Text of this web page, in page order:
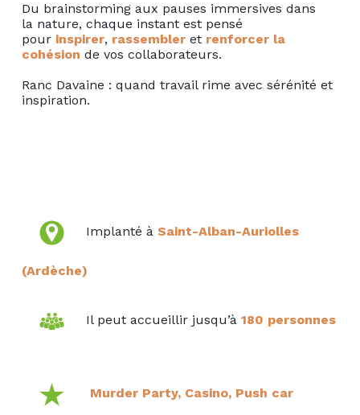
Du brainstorming aux pauses immersives dans
la nature, chaque instant est pensé
pour inspirer, rassembler et renforcer la
cohésion de vos collaborateurs.
Ranc Davaine : quand travail rime avec sérénité et
inspiration.
Implanté à Saint-Alban-Auriolles
(Ardèche)
Il peut accueillir jusqu’à 180 personnes
Murder Party, Casino, Push car